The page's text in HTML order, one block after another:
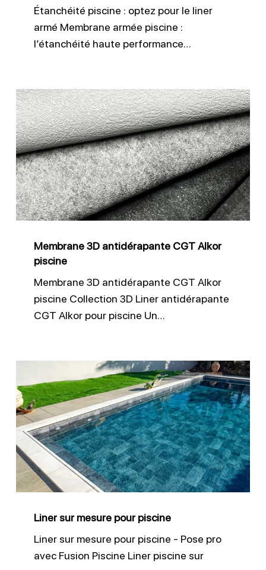
Étanchéité piscine : optez pour le liner
armé Membrane armée piscine :
l’étanchéité haute performance…
Membrane
3D
antidérapante
CGT
Alkor
piscine
Membrane 3D antidérapante CGT Alkor
piscine
Membrane 3D antidérapante CGT Alkor
piscine Collection 3D Liner antidérapante
CGT Alkor pour piscine Un…
sur
mesure
pour
piscine
Liner sur mesure pour piscine
Liner sur mesure pour piscine - Pose pro
avec Fusion Piscine Liner piscine sur